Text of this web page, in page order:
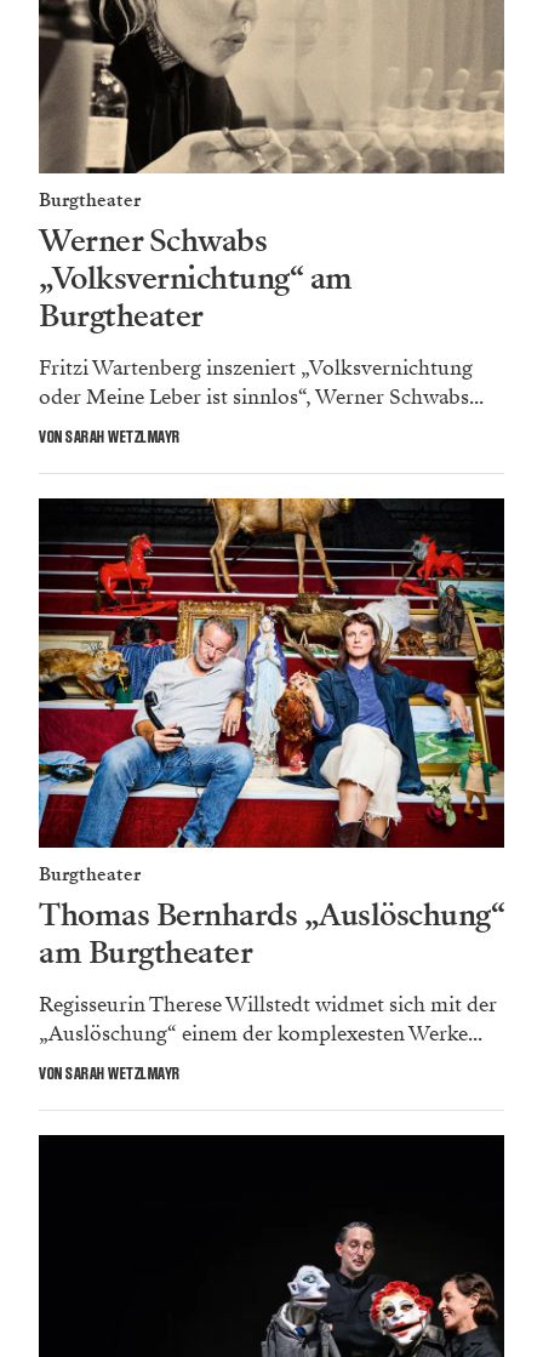
Burgtheater
Werner Schwabs
„Volksvernichtung“ am
Burgtheater
Fritzi Wartenberg inszeniert „Volksvernichtung
oder Meine Leber ist sinnlos“, Werner Schwabs...
VON SARAH WETZLMAYR
Burgtheater
Thomas Bernhards „Auslöschung“
am Burgtheater
Regisseurin Therese Willstedt widmet sich mit der
„­Auslöschung“ einem der komplexesten Werke...
VON SARAH WETZLMAYR